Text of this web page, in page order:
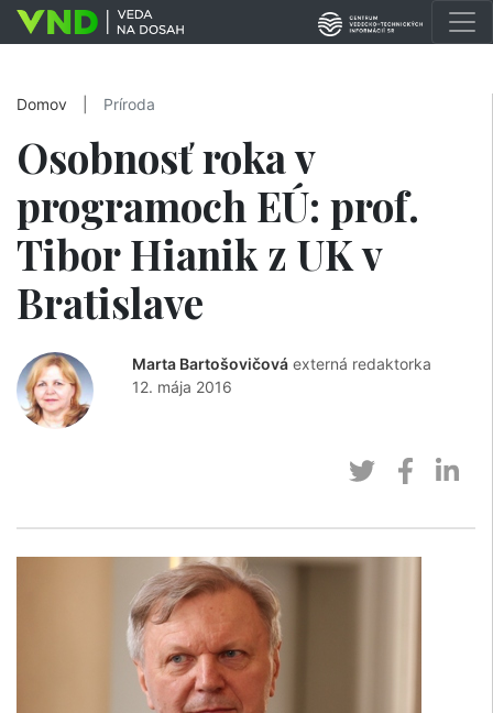
Domov Príroda
Osobnosť roka v
programoch EÚ: prof.
Tibor Hianik z UK v
Bratislave
Marta Bartošovičová externá redaktorka
12. mája 2016